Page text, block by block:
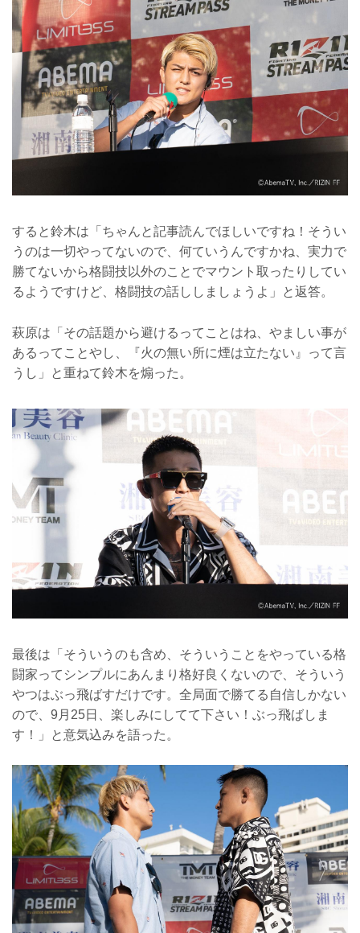
すると鈴木は「ちゃんと記事読んでほしいですね！そうい
うのは一切やってないので、何ていうんですかね、実力で
勝てないから格闘技以外のことでマウント取ったりしてい
るようですけど、格闘技の話ししましょうよ」と返答。
萩原は「その話題から避けるってことはね、やましい事が
あるってことやし、『火の無い所に煙は立たない』って言
うし」と重ねて鈴木を煽った。
最後は「そういうのも含め、そういうことをやっている格
闘家ってシンプルにあんまり格好良くないので、そういう
やつはぶっ飛ばすだけです。全局面で勝てる自信しかない
ので、9月25日、楽しみにしてて下さい！ぶっ飛ばしま
す！」と意気込みを語った。